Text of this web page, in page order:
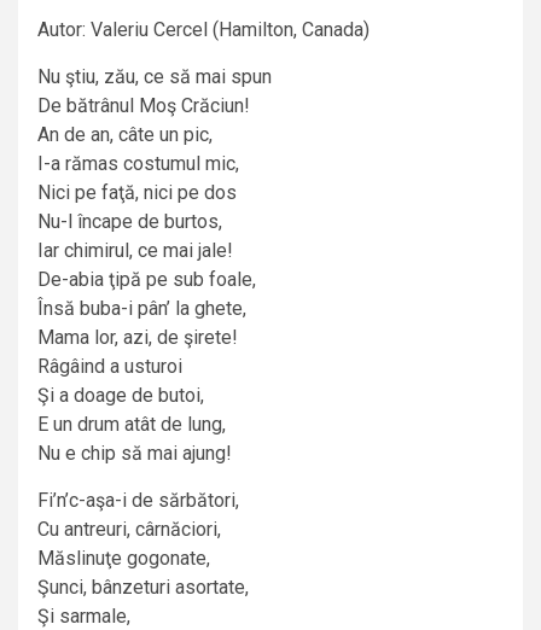
Autor: Valeriu Cercel (Hamilton, Canada)
Nu ştiu, zău, ce să mai spun
De bătrânul Moş Crăciun!
An de an, câte un pic,
I-a rămas costumul mic,
Nici pe faţă, nici pe dos
Nu-l încape de burtos,
Iar chimirul, ce mai jale!
De-abia ţipă pe sub foale,
Însă buba-i pân’ la ghete,
Mama lor, azi, de şirete!
Râgâind a usturoi
Şi a doage de butoi,
E un drum atât de lung,
Nu e chip să mai ajung!
Fi’n’c-aşa-i de sărbători,
Cu antreuri, cârnăciori,
Măslinuţe gogonate,
Şunci, bânzeturi asortate,
Şi sarmale,